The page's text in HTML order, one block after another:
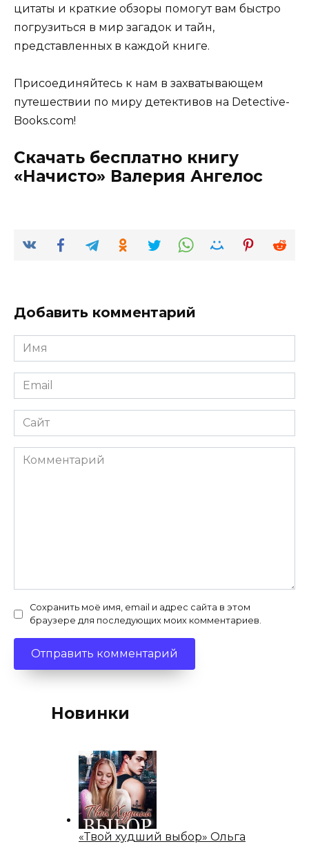
цитаты и краткие обзоры помогут вам быстро
погрузиться в мир загадок и тайн,
представленных в каждой книге.
Присоединяйтесь к нам в захватывающем
путешествии по миру детективов на Detective-
Books.com!
Скачать бесплатно книгу
«Начисто» Валерия Ангелос
Добавить комментарий
Имя
*
Email
*
Сайт
Комментарий
Сохранить моё имя, email и адрес сайта в этом
браузере для последующих моих комментариев.
Новинки
«Твой худший выбор» Ольга